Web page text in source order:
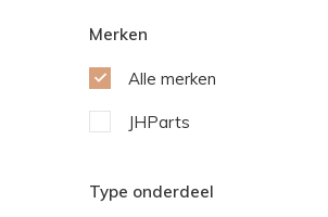
Merken
Alle merken
JHParts
Type onderdeel